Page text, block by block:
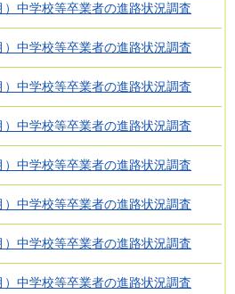
中学校等卒業者の進路状況調査
中学校等卒業者の進路状況調査
中学校等卒業者の進路状況調査
中学校等卒業者の進路状況調査
中学校等卒業者の進路状況調査
中学校等卒業者の進路状況調査
中学校等卒業者の進路状況調査
中学校等卒業者の進路状況調査